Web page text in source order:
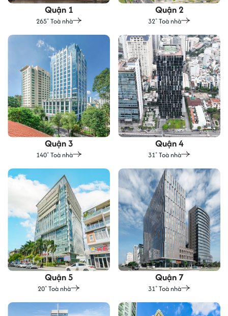
Quận 1
265+Toà nhà
Quận 2
32+ Toà nhà
Quận 3
140+Toà nhà
Quận 4
31+ Toà nhà
Quận 5
20+ Toà nhà
Quận 7
31+ Toà nhà